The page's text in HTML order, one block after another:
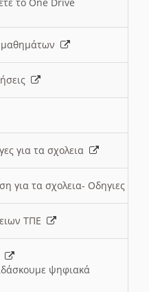
μαθημάτων
για τα σχολεια
για τα σχολεια- Οδηγιες
ΤΠΕ
ψηφιακά